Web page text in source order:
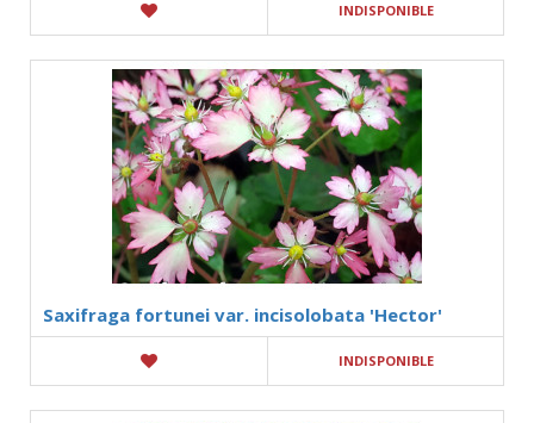
INDISPONIBLE
Saxifraga fortunei var. incisolobata 'Hector'
INDISPONIBLE